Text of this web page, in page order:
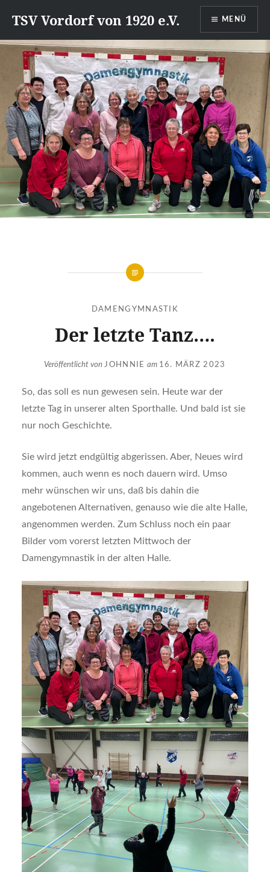
zumTSV Vordorf von 1920 e.V. MENÜ
DAMENGYMNASTIK
Der letzte Tanz….
Veröffentlicht vonJOHNNIE am 16. MÄRZ 2023
So, das soll es nun gewesen sein. Heute war der
letzte Tag in unserer alten Sporthalle. Und bald ist sie
nur noch Geschichte.
Sie wird jetzt endgültig abgerissen. Aber, Neues wird
kommen, auch wenn es noch dauern wird. Umso
mehr wünschen wir uns, daß bis dahin die
angebotenen Alternativen, genauso wie die alte Halle,
angenommen werden. Zum Schluss noch ein paar
Bilder vom vorerst letzten Mittwoch der
Damengymnastik in der alten Halle.